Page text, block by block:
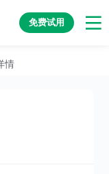
免费试用
情